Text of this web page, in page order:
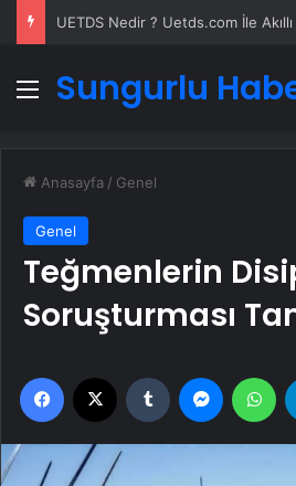
Menü
Sungurlu
Anasayfa / Genel
Genel
Teğmenlerin
Soruşturması
Facebook Tumblr